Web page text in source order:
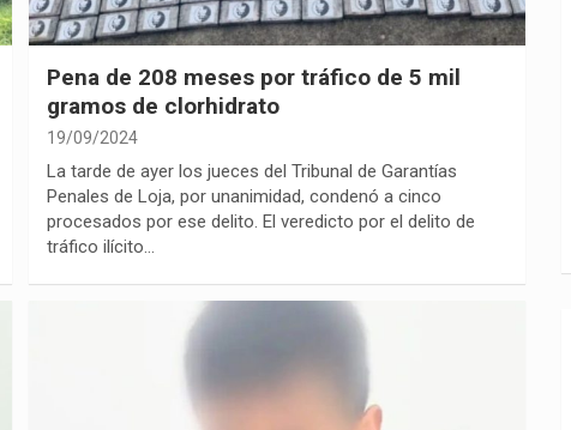
Pena de 208 meses por tráfico de 5 mil
gramos de clorhidrato
19/09/2024
La tarde de ayer los jueces del Tribunal de Garantías
Penales de Loja, por unanimidad, condenó a cinco
procesados por ese delito. El veredicto por el delito de
tráfico ilícito…